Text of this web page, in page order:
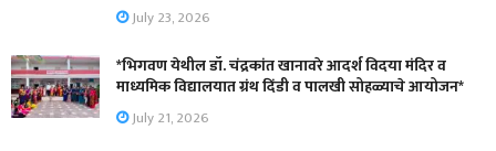
July 23, 2026
*भिगवण येथील डॉ. चंद्रकांत खानावरे आदर्श विदया मंदिर व
माध्यमिक विद्यालयात ग्रंथ दिंडी व पालखी सोहळ्याचे आयोजन*
July 21, 2026